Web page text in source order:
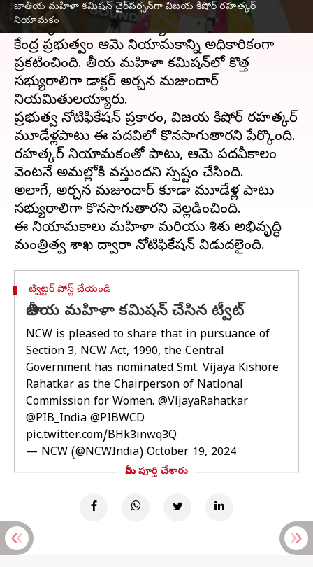
జాతీయ మహిళా కమిషన్ చైర్‌పర్సన్‌గా విజయ కిషోర్ రహత్కర్
నియామకం
జాతీయ మహిళా కమిషన్చైర్‌పర్సన్‌గా విజయ కిషోర్
రహత్కర్ నియమితులయ్యారు.
కేంద్ర ప్రభుత్వం ఆమె నియామకాన్ని అధికారికంగా
ప్రకటించింది. జాతీయ మహిళా కమిషన్‌లో కొత్త
సభ్యురాలిగా డాక్టర్ అర్చన మజుందార్
నియమితులయ్యారు.
ప్రభుత్వ నోటిఫికేషన్ ప్రకారం, విజయ కిషోర్ రహత్కర్
మూడేళ్లపాటు ఈ పదవిలో కొనసాగుతారని పేర్కొంది.
రహత్కర్ నియామకంతో పాటు, ఆమె పదవీకాలం
వెంటనే అమల్లోకి వస్తుందని స్పష్టం చేసింది.
అలాగే, అర్చన మజుందార్ కూడా మూడేళ్ల పాటు
సభ్యురాలిగా కొనసాగుతారని వెల్లడించింది.
ఈ నియామకాలు మహిళా మరియు శిశు అభివృద్ధి
ట్విట్టర్ పోస్ట్ చేయండి
జాతీయ మహిళా కమిషన్ చేసిన ట్వీట్
NCW is pleased to share that in pursuance of
Section 3, NCW Act, 1990, the Central
Government has nominated Smt. Vijaya Kishore
Rahatkar as the Chairperson of National
Commission for Women. @VijayaRahatkar
@PIB_India @PIBWCD
pic.twitter.com/BHk3inwq3Q
— NCW (@NCWIndia) October 19, 2024
మీరు పూర్తి చేశారు